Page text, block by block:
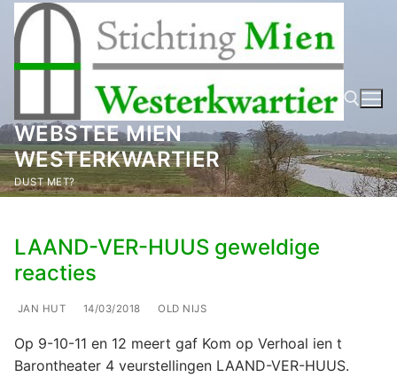
naar
inhoud
WEBSTEE MIEN
WESTERKWARTIER
DUST MET? Zoeken naar:
LAAND-VER-HUUS geweldige
reacties
JAN HUT 14/03/2018 OLD NIJS
Op 9-10-11 en 12 meert gaf Kom op Verhoal ien t
Barontheater 4 veurstellingen LAAND-VER-HUUS.